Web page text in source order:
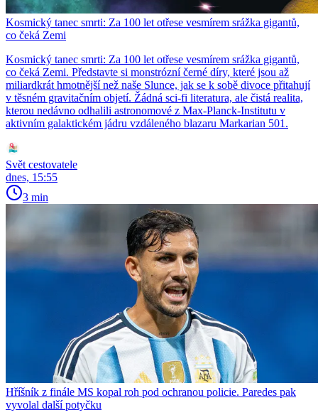
Kosmický tanec smrti: Za 100 let otřese vesmírem srážka gigantů,
co čeká Zemi
Kosmický tanec smrti: Za 100 let otřese vesmírem srážka gigantů,
co čeká Zemi. Představte si monstrózní černé díry, které jsou až
miliardkrát hmotnější než naše Slunce, jak se k sobě divoce přitahují
v těsném gravitačním objetí. Žádná sci-fi literatura, ale čistá realita,
kterou nedávno odhalili astronomové z Max-Planck-Institutu v
aktivním galaktickém jádru vzdáleného blazaru Markarian 501.
Svět cestovatele
dnes, 15:55
3 min
Hříšník z finále MS kopal roh pod ochranou policie. Paredes pak
vyvolal další potyčku